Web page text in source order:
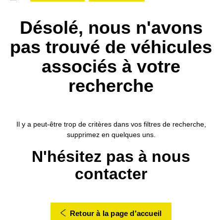
Désolé, nous n'avons
pas trouvé de véhicules
associés à votre
recherche
Il y a peut-être trop de critères dans vos filtres de recherche,
supprimez en quelques uns.
N'hésitez pas à nous
contacter
Retour à la page d'accueil